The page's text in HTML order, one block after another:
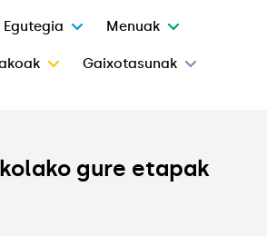
Egutegia Menuak
Gaixotasunak
gure etapak